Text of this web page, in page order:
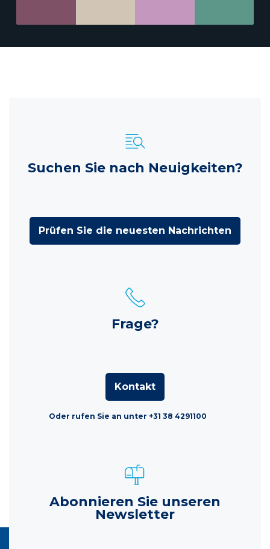
Suchen Sie nach Neuigkeiten?
Prüfen Sie die neuesten Nachrichten
Frage?
Kontakt
Oder rufen Sie an unter +31 38 4291100
Abonnieren Sie unseren
Newsletter